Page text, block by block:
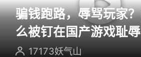
骗钱跑路，辱骂玩家
么被钉在国产游戏耻辱
17173妖气山